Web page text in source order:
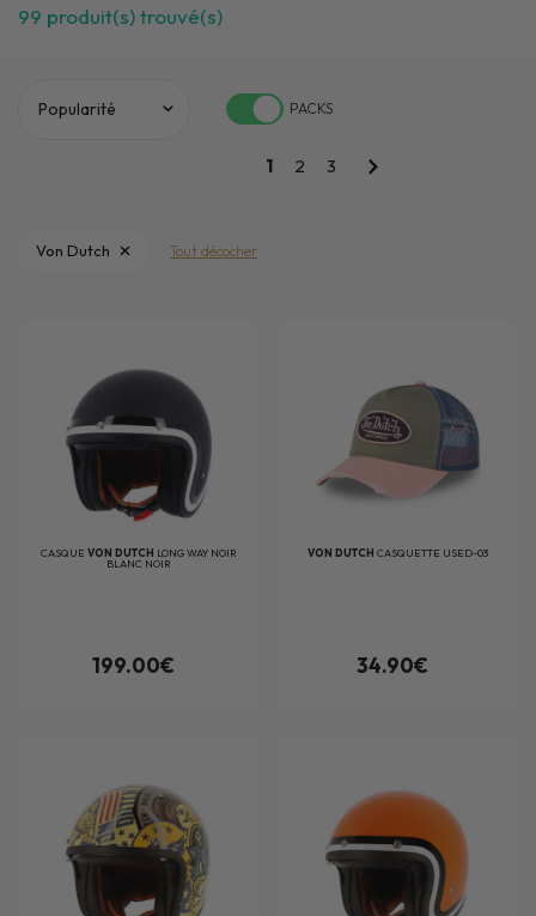
99 produit(s) trouvé(s)
PACKS
1 2 3
Von Dutch Tout décocher
CASQUE VON DUTCH LONG WAY NOIR
BLANC NOIR
199.00€
VON DUTCH CASQUETTE USED-03
34.90€